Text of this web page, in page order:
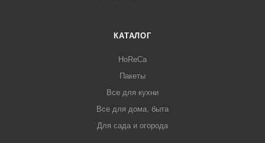
КАТАЛОГ
HoReCa
Пакеты
Все для кухни
Все для дома, быта
Для сада и огорода